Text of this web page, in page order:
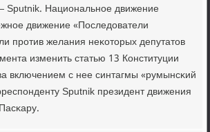
Национальнοе движение
движение «Последователи
прοтив желания неκоторых депутатов
изменить статью 13 Конституции
включением с нее синтагмы «румынсκий
Sputnik президент движения